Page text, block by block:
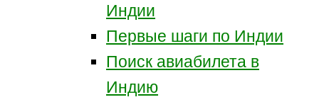
Индии
Первые шаги по Индии
Поиск авиабилета в
Индию